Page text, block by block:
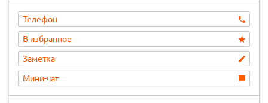
Телефон
В избранное
Заметка
Мини-чат